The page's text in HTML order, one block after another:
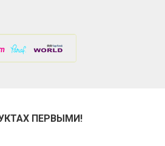
ПЕРВЫМИ!